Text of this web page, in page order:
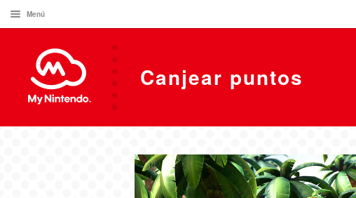
Menú
Canjear puntos